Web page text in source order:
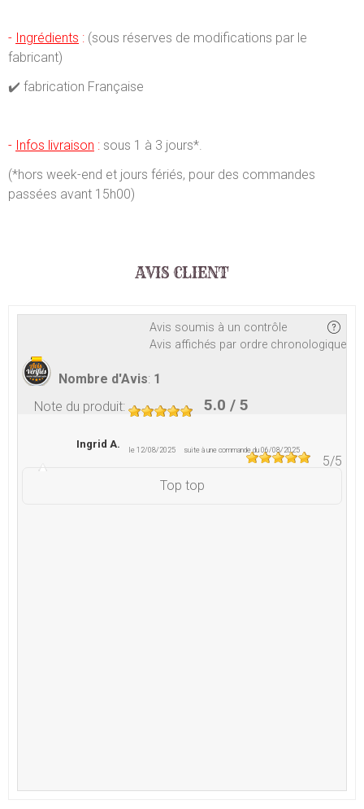
- Ingrédients : (sous réserves de modifications par le
fabricant)
✔️ fabrication Française
- Infos livraison : sous 1 à 3 jours*.
(*hors week-end et jours fériés, pour des commandes
passées avant 15h00)
AVIS CLIENT
Avis soumis à un contrôle
Avis affichés par ordre chronologique
Nombre d'Avis: 1
Note du produit: 5.0 / 5
Ingrid A. le 12/08/2025 suite à une commande du 06/08/2025
5/5
Top top